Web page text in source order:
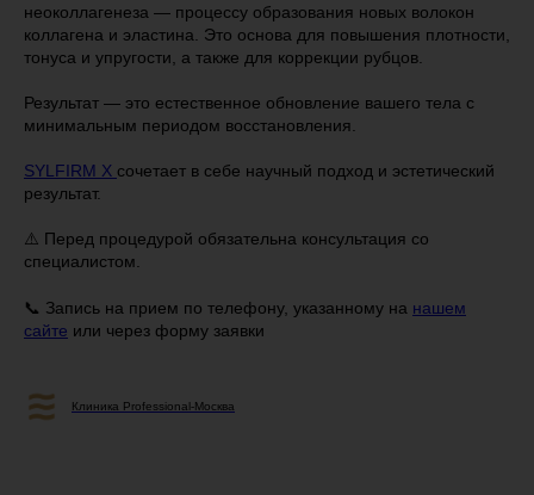
неоколлагенеза — процессу образования новых волокон
коллагена и эластина. Это основа для повышения плотности,
тонуса и упругости, а также для коррекции рубцов.
Результат — это естественное обновление вашего тела с
минимальным периодом восстановления.
SYLFIRM X сочетает в себе научный подход и эстетический
результат.
⚠️ Перед процедурой обязательна консультация со
специалистом.
📞 Запись на прием по телефону, указанному на нашем
сайте или через форму заявки
Клиника Professional-Москва